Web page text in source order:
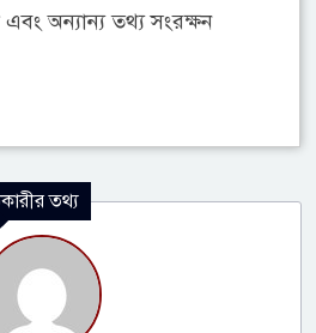
অন্যান্য তথ্য সংরক্ষন
তথ্য